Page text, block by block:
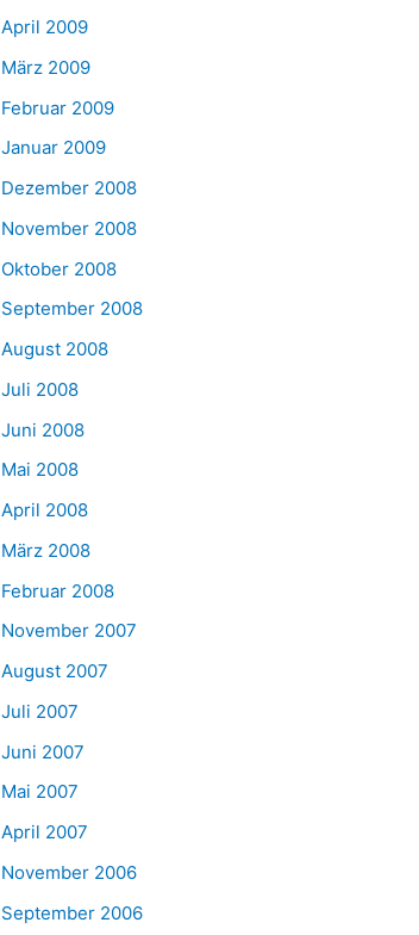
April 2009
März 2009
Februar 2009
Januar 2009
Dezember 2008
November 2008
Oktober 2008
September 2008
August 2008
Juli 2008
Juni 2008
Mai 2008
April 2008
März 2008
Februar 2008
November 2007
August 2007
Juli 2007
Juni 2007
Mai 2007
April 2007
November 2006
September 2006